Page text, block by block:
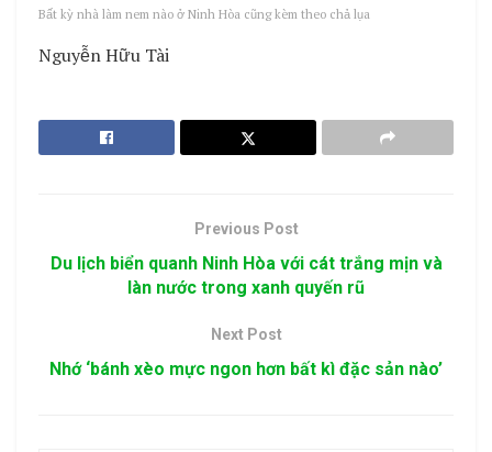
Bất kỳ nhà làm nem nào ở Ninh Hòa cũng kèm theo chả lụa
Nguyễn Hữu Tài
Previous Post
Du lịch biển quanh Ninh Hòa với cát trắng mịn và
làn nước trong xanh quyến rũ
Next Post
Nhớ ‘bánh xèo mực ngon hơn bất kì đặc sản nào’